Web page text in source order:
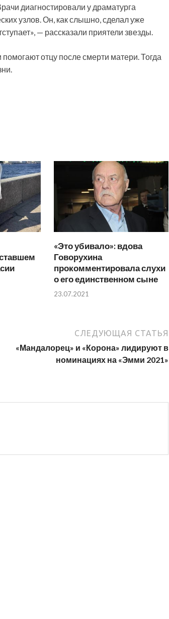
диагностировали у драматурга
узлов. Он, как слышно, сделал уже
— рассказали приятели звезды.
отцу после смерти матери. Тогда
«Это убивало»: вдова
Говорухина
прокомментировала слухи
о его единственном сыне
23.07.2021
СЛЕДУЮЩАЯ СТАТЬЯ
«Мандалорец» и «Корона» лидируют в
номинациях на «Эмми 2021»